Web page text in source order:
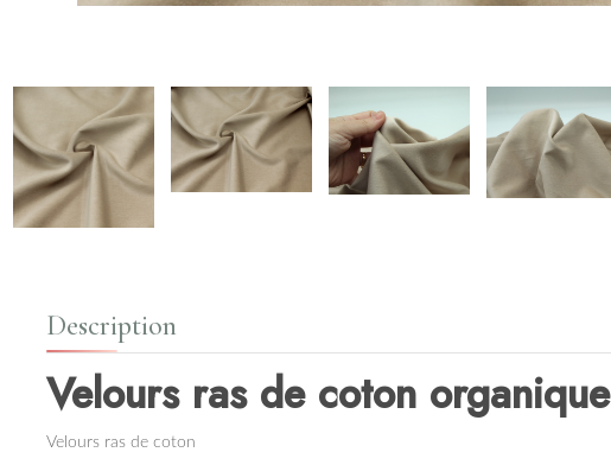
Description
Velours ras de coton organique
Velours ras de coton